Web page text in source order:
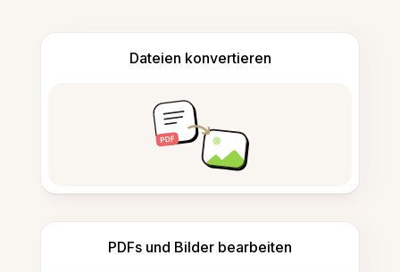
Dateien konvertieren
PDFs und Bilder bearbeiten